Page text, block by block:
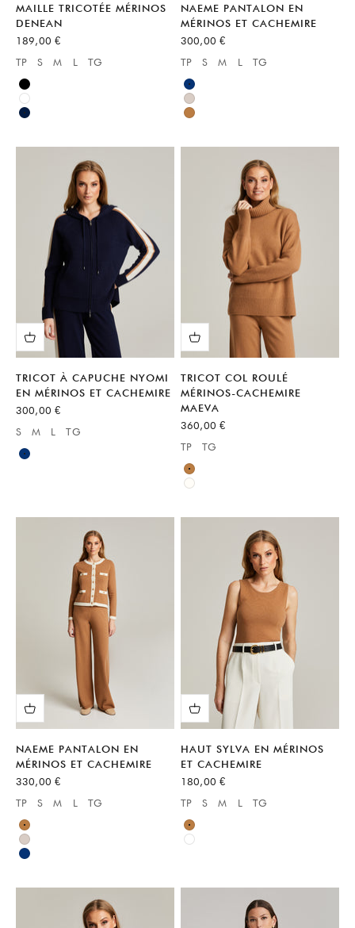
MAILLE TRICOTÉE MÉRINOS
DENEAN
Prix de vente
189,00 €
Available sizes:
TP S M L TG
Noir
Blanc
Bleu
NAEME PANTALON EN
MÉRINOS ET CACHEMIRE
Prix de vente
300,00 €
Available sizes:
TP S M L TG
Bleu
Neutre
Marron
TRICOT À CAPUCHE NYOMI
EN MÉRINOS ET CACHEMIRE
Prix de vente
300,00 €
Available sizes:
S M L TG
Bleu
TRICOT COL ROULÉ
MÉRINOS-CACHEMIRE
MAEVA
Prix de vente
360,00 €
Available sizes:
TP TG
Marron
Blanc
NAEME PANTALON EN
MÉRINOS ET CACHEMIRE
Prix de vente
330,00 €
Available sizes:
TP S M L TG
Marron
Neutre
Bleu
HAUT SYLVA EN MÉRINOS
ET CACHEMIRE
Prix de vente
180,00 €
Available sizes:
TP S M L TG
Marron
Blanc